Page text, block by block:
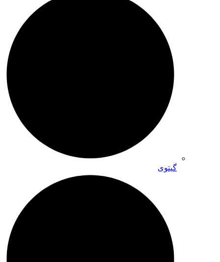
گیتوی